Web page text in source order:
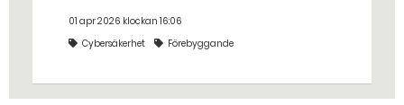
Frågan är akut, säger Magdalena
Malm på branschorganisationen
01 apr 2026 klockan 16:06
Cybersäkerhet
Förebyggande